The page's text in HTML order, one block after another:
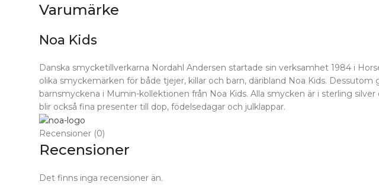
Varumärke
Noa Kids
Danska smycketillverkarna Nordahl Andersen startade sin verksamhet 1984 i
olika smyckemärken för både tjejer, killar och barn, däribland Noa Kids.
barnsmyckena i Mumin-kollektionen från Noa Kids. Alla smycken är i sterling
blir också fina presenter till dop, födelsedagar och julklappar.
Recensioner (0)
Recensioner
Det finns inga recensioner än.